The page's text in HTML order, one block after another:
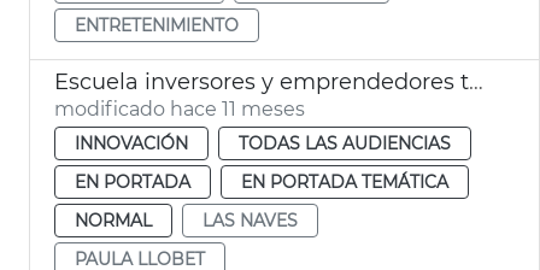
ENTRETENIMIENTO
Escuela inversores y emprendedores tecnológicos València
modificado hace 11 meses
INNOVACIÓN
TODAS LAS AUDIENCIAS
EN PORTADA
EN PORTADA TEMÁTICA
NORMAL
LAS NAVES
PAULA LLOBET